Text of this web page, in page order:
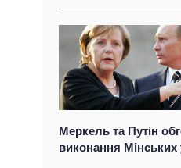
Меркель та Путін
виконання Мінських